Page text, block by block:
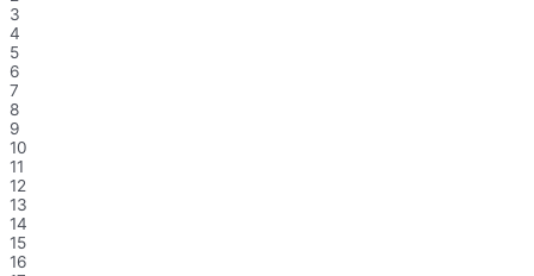
3
4
5
6
7
8
9
10
11
12
13
14
15
16